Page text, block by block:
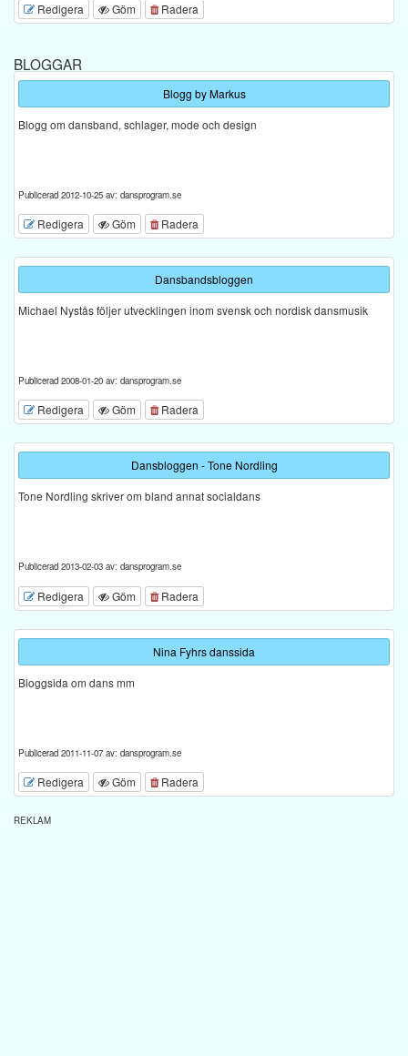
Redigera Göm Radera
BLOGGAR
Blogg by Markus
Blogg om dansband, schlager, mode och design
Publicerad 2012-10-25 av: dansprogram.se
Redigera Göm Radera
Dansbandsbloggen
Michael Nystås följer utvecklingen inom svensk och nordisk dansmusik
Publicerad 2008-01-20 av: dansprogram.se
Redigera Göm Radera
Dansbloggen - Tone Nordling
Tone Nordling skriver om bland annat socialdans
Publicerad 2013-02-03 av: dansprogram.se
Redigera Göm Radera
Nina Fyhrs danssida
Bloggsida om dans mm
Publicerad 2011-11-07 av: dansprogram.se
Redigera Göm Radera
REKLAM